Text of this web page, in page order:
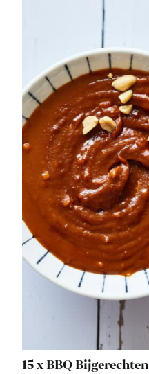
15 x BBQ Bijgerechten